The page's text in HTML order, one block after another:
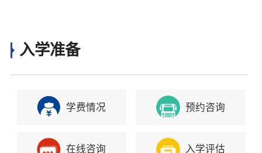
入学准备
学费情况 预约咨询
在线咨询 入学评估